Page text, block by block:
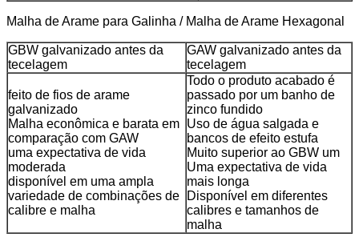
Malha de Arame para Galinha / Malha de Arame Hexagonal
GBW galvanizado antes da
tecelagem
GAW galvanizado antes da
tecelagem
feito de fios de arame
galvanizado
Malha econômica e barata em
comparação com GAW
uma expectativa de vida
moderada
disponível em uma ampla
variedade de combinações de
calibre e malha
Todo o produto acabado é
passado por um banho de
zinco fundido
Uso de água salgada e
bancos de efeito estufa
Muito superior ao GBW um
Uma expectativa de vida
mais longa
Disponível em diferentes
calibres e tamanhos de
malha